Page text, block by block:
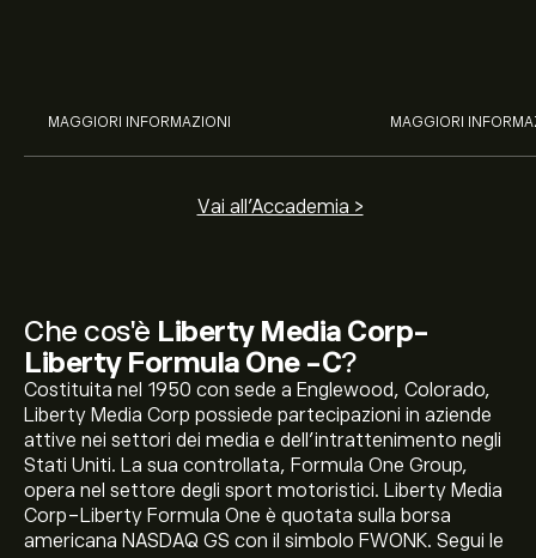
Che cos'è Liberty Media Corp-
Liberty Formula One -C?
Costituita nel 1950 con sede a Englewood, Colorado,
Liberty Media Corp possiede partecipazioni in aziende
attive nei settori dei media e dell'intrattenimento negli
Stati Uniti. La sua controllata, Formula One Group,
opera nel settore degli sport motoristici. Liberty Media
Corp-Liberty Formula One è quotata sulla borsa
americana NASDAQ GS con il simbolo FWONK. Segui le
MAGGIORI INFORMAZIONI MAGGIORI
Vai all'Accademia >